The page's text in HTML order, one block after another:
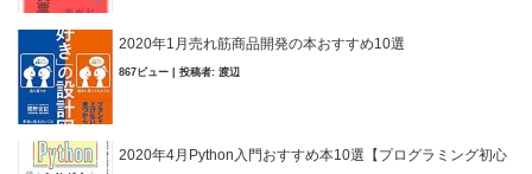
2020年1月売れ筋商品開発の本おすすめ10選
867ビュー 投稿者: 渡辺
2020年4月Python入門おすすめ本10選【プログラミング初心